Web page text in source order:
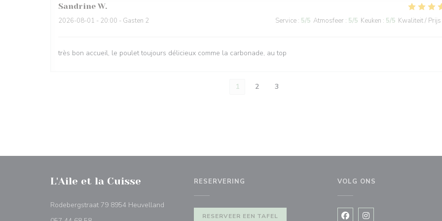
Sandrine W
2026-08-01 - 20:00 - Gasten 2 Service : 5/5 Atmosfeer : 5/5 Keuken : 5/5 Kwaliteit / Prijs
très bon accueil, le poulet toujours délicieux comme la carbonade, au top
1 2 3
L'Aile et la Cuisse
Rodebergstraat 79 8954 Heuvelland
RESERVERING
RESERVEER EEN TAFEL
VOLG ONS